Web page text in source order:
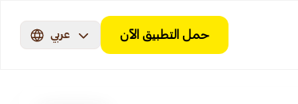
حمل التطبيق الآن عربي